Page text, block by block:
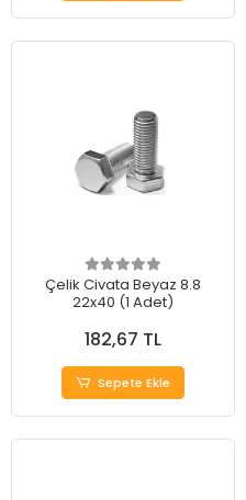
Çelik Civata Beyaz 8.8
22x40 (1 Adet)
182,67 TL
Sepete Ekle